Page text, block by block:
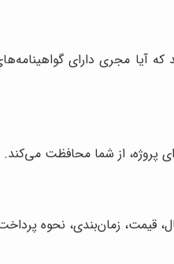
آیا مجری دارای
پروژه، از شما محافظت می‌کند.
قیمت، زمان‌بندی، نحوه